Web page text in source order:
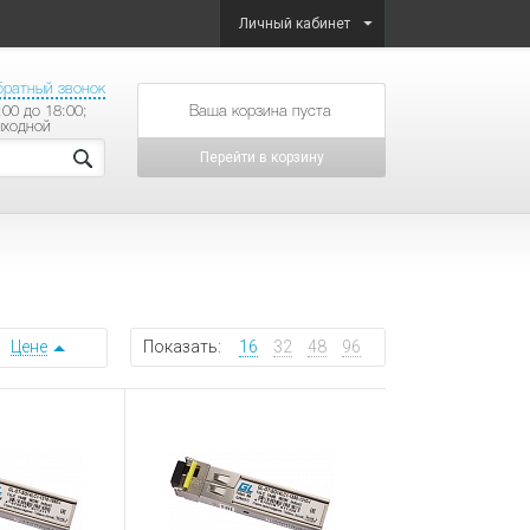
Личный кабинет
звонок
до 18:00;
товаров на сумму
Перейти в корзину
Показать: 16 32 48 96
Цене